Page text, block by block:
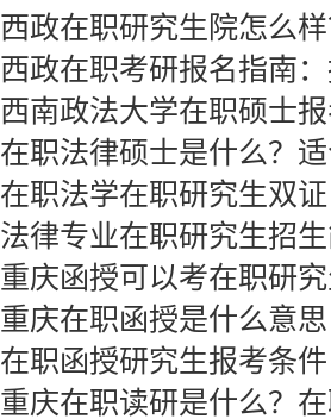
西政在职研究生院怎么样
西政在职考研报名指南
西南政法大学在职硕士
在职法律硕士是什么？
在职法学在职研究生双证
法律专业在职研究生招
重庆函授可以考在职研
重庆在职函授是什么意思
在职函授研究生报考条件
重庆在职读研是什么？